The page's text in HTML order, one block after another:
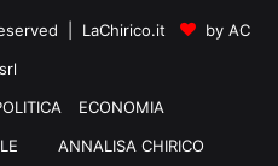
| LaChirico.it
by AC
srl
ECONOMIA
ANNALISA CHIRICO